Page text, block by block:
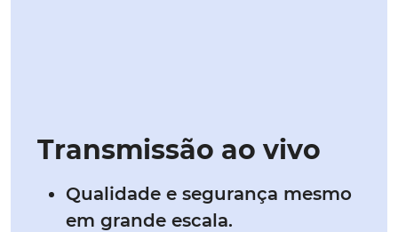
Transmissão ao vivo
Qualidade e segurança mesmo
em grande escala.